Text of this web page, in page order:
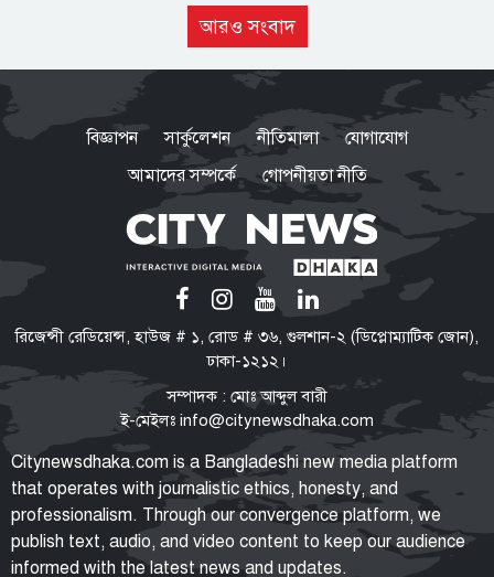
আরও সংবাদ
বিজ্ঞাপন সার্কুলেশন নীতিমালা
যোগাযোগ
আমাদের সম্পর্কে
গোপনীয়তা নীতি
রিজেন্সী রেডিয়েন্স, হাউজ # ১, রোড # ৩৬, গুলশান-২ (ডিপ্লোম্যাটিক জোন),
ঢাকা-১২১২।
সম্পাদক : মোঃ আব্দুল বারী
ই-মেইলঃ info@citynewsdhaka.com
Citynewsdhaka.com is a Bangladeshi new media platform
that operates with journalistic ethics, honesty, and
professionalism. Through our convergence platform, we
publish text, audio, and video content to keep our audience
informed with the latest news and updates.